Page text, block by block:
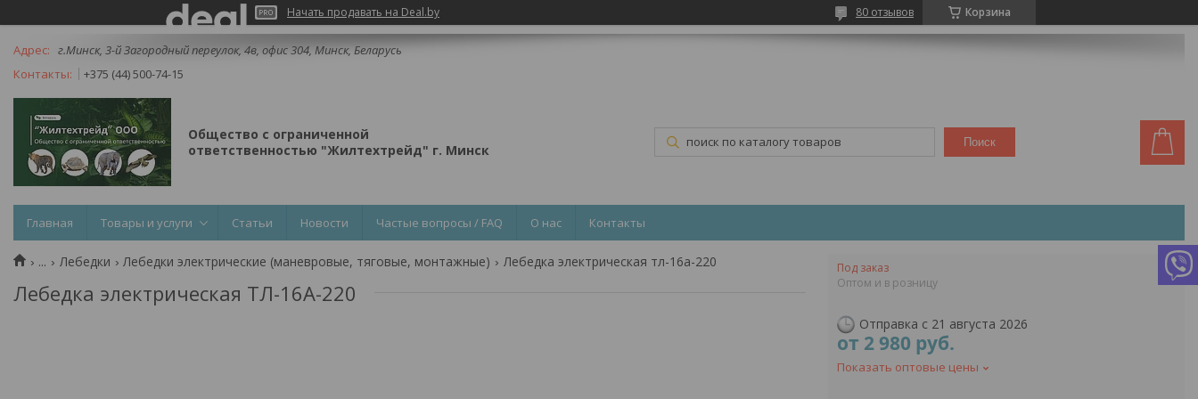
Начать продавать на Deal.by Корзина
80 отзывов
г.Минск, 3-й Загородный переулок, 4в, офис 304, Минск, Беларусь
+375 (44) 500-74-15
Общество с ограниченной
ответственностью "Жилтехтрейд" г. Минск
Поиск
Главная Товары и услуги Статьи Новости Частые вопросы / FAQ О нас Контакты
... Лебедки Лебедки электрические (маневровые, тяговые, монтажные) Лебедка электрическая тл-16а-220
Лебедка электрическая ТЛ-16А-220
Под заказ
Оптом и в розницу
Отправка с 21 августа 2026
от 2 980 руб.
Показать оптовые цены